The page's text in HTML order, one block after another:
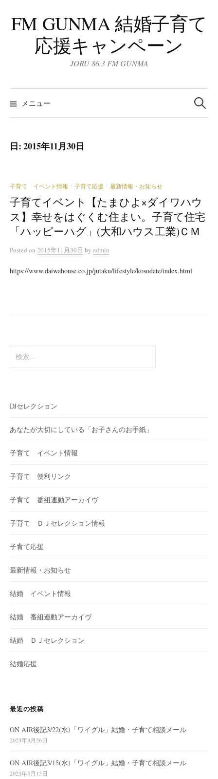
ン
テ
FM GUNMA 結婚子育て
応援キャンペーン
JORU 86.3 FM GUNMA
メニュー
検
索:
日:2015年11月30日
子育て イベント情報 / 子育て応援 / 最新情報・お知らせ
子育てイベント【たまひよ×ダイワハウ
ス】幸せをはぐくむ住まい。子育て住宅
「ハッピーハグ」(大和ハウス工業)ＣＭ
Posted on 2015年11月30日 by admin
https://www.daiwahouse.co.jp/jutaku/lifestyle/kosodate/index.html
索:
DJセレクション
あなたが大切にしている「お子さんのお手紙」
子育て イベント情報
子育て 便利リンク
子育て 番組連動アーカイヴ
子育て ＤＪセレクション情報
子育て応援
最新情報・お知らせ
結婚 イベント情報
結婚 番組連動アーカイヴ
結婚 ＤＪセレクション
結婚応援
最近の投稿
ON AIR後記3/22(水)「ワイグル」結婚・子育て相談メール
2023年3月26日
ON AIR後記3/15(水)「ワイグル」結婚・子育て相談メール
2023年3月15日